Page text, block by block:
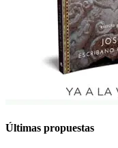
Últimas propuestas